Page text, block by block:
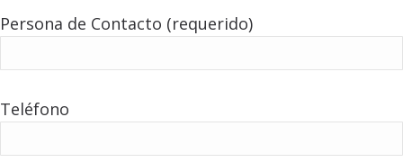
Persona de Contacto (requerido)
Teléfono